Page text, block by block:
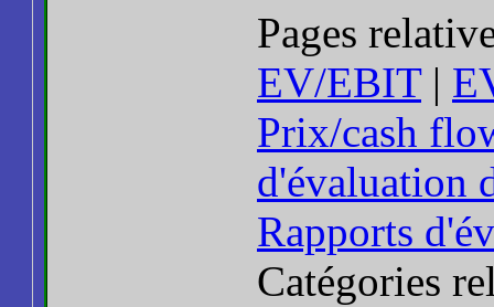
Pages
EV/EBIT|
Prix/cash
d'évaluation
Rapports
Catégories